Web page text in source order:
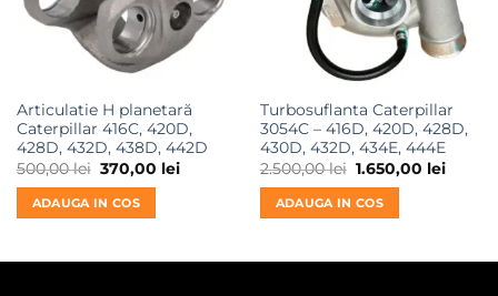
Articulatie H planetară
Caterpillar 416C, 420D,
428D, 432D, 438D, 442D
500,00lei Prețul
inițial
a
fost:
500,00 lei.
370,00 leiPrețul
ADAUGA IN COS
Turbosuflanta Caterpillar
3054C – 416D, 420D, 428D,
430D, 432D, 434E, 444E
2.500,00lei Prețul
inițial
a
fost:
2.500,00 lei.
1.650,00 leiPrețul
ADAUGA IN COS